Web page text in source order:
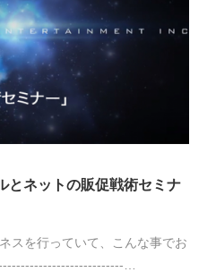
とネットの販促戦術セミナ
スを行っていて、こんな事でお
…